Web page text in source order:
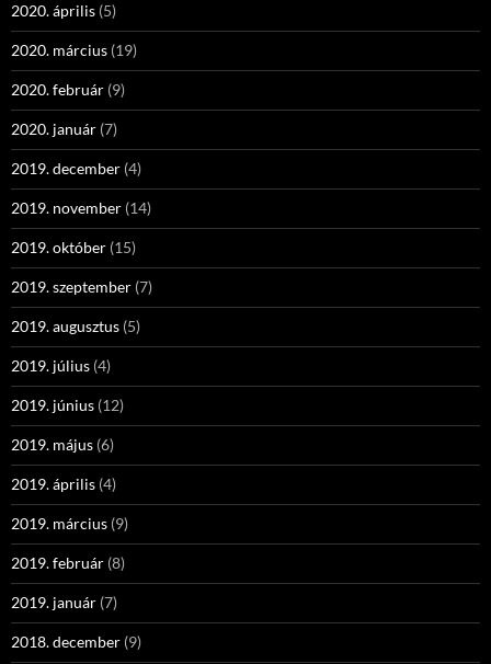
2020. április (5)
2020. március (19)
2020. február (9)
2020. január (7)
2019. december (4)
2019. november (14)
2019. október (15)
2019. szeptember (7)
2019. augusztus (5)
2019. július (4)
2019. június (12)
2019. május (6)
2019. április (4)
2019. március (9)
2019. február (8)
2019. január (7)
2018. december (9)